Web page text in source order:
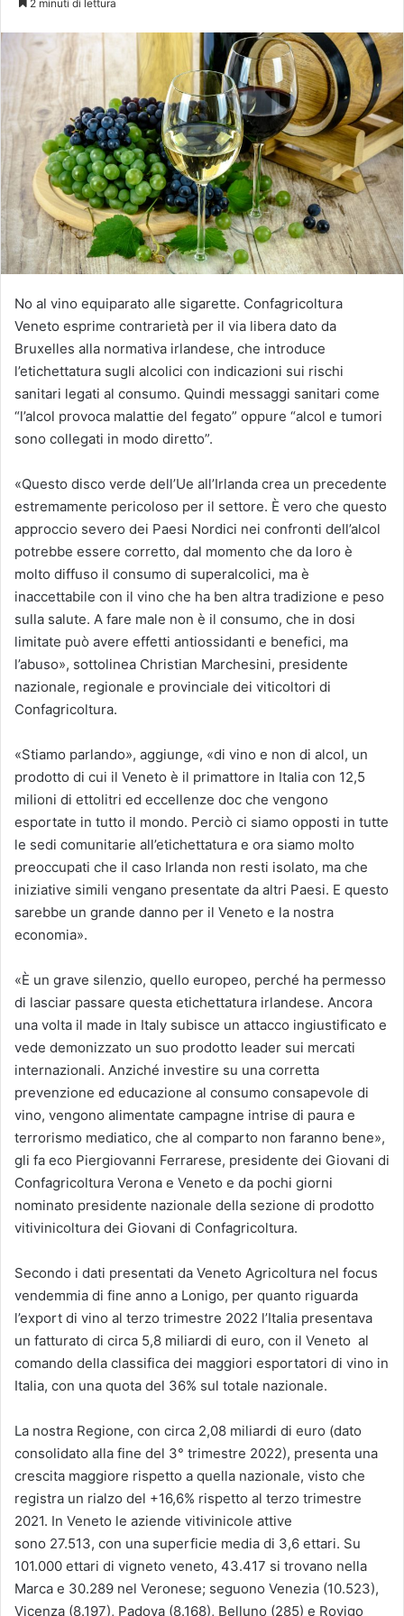
2 minuti di lettura
No al vino equiparato alle sigarette. Confagricoltura
Veneto esprime contrarietà per il via libera dato da
Bruxelles alla normativa irlandese, che introduce
l’etichettatura sugli alcolici con indicazioni sui rischi
sanitari legati al consumo. Quindi messaggi sanitari come
“l’alcol provoca malattie del fegato” oppure “alcol e tumori
sono collegati in modo diretto”.
«Questo disco verde dell’Ue all’Irlanda crea un precedente
estremamente pericoloso per il settore. È vero che questo
approccio severo dei Paesi Nordici nei confronti dell’alcol
potrebbe essere corretto, dal momento che da loro è
molto diffuso il consumo di superalcolici, ma è
inaccettabile con il vino che ha ben altra tradizione e peso
sulla salute. A fare male non è il consumo, che in dosi
limitate può avere effetti antiossidanti e benefici, ma
l’abuso», sottolinea Christian Marchesini, presidente
nazionale, regionale e provinciale dei viticoltori di
Confagricoltura.
«Stiamo parlando», aggiunge, «di vino e non di alcol, un
prodotto di cui il Veneto è il primattore in Italia con 12,5
milioni di ettolitri ed eccellenze doc che vengono
esportate in tutto il mondo. Perciò ci siamo opposti in tutte
le sedi comunitarie all’etichettatura e ora siamo molto
preoccupati che il caso Irlanda non resti isolato, ma che
iniziative simili vengano presentate da altri Paesi. E questo
sarebbe un grande danno per il Veneto e la nostra
economia».
«È un grave silenzio, quello europeo, perché ha permesso
di lasciar passare questa etichettatura irlandese. Ancora
una volta il made in Italy subisce un attacco ingiustificato e
vede demonizzato un suo prodotto leader sui mercati
internazionali. Anziché investire su una corretta
prevenzione ed educazione al consumo consapevole di
vino, vengono alimentate campagne intrise di paura e
terrorismo mediatico, che al comparto non faranno bene»,
gli fa eco Piergiovanni Ferrarese, presidente dei Giovani di
Confagricoltura Verona e Veneto e da pochi giorni
nominato presidente nazionale della sezione di prodotto
vitivinicoltura dei Giovani di Confagricoltura.
Secondo i dati presentati da Veneto Agricoltura nel focus
vendemmia di fine anno a Lonigo, per quanto riguarda
l’export di vino al terzo trimestre 2022 l’Italia presentava
un fatturato di circa 5,8 miliardi di euro, con il Veneto al
comando della classifica dei maggiori esportatori di vino in
Italia, con una quota del 36% sul totale nazionale.
La nostra Regione, con circa 2,08 miliardi di euro (dato
consolidato alla fine del 3° trimestre 2022), presenta una
crescita maggiore rispetto a quella nazionale, visto che
registra un rialzo del +16,6% rispetto al terzo trimestre
2021. In Veneto le aziende vitivinicole attive
sono 27.513, con una superficie media di 3,6 ettari. Su
101.000 ettari di vigneto veneto, 43.417 si trovano nella
Marca e 30.289 nel Veronese; seguono Venezia (10.523),
Vicenza (8.197), Padova (8.168), Belluno (285) e Rovigo